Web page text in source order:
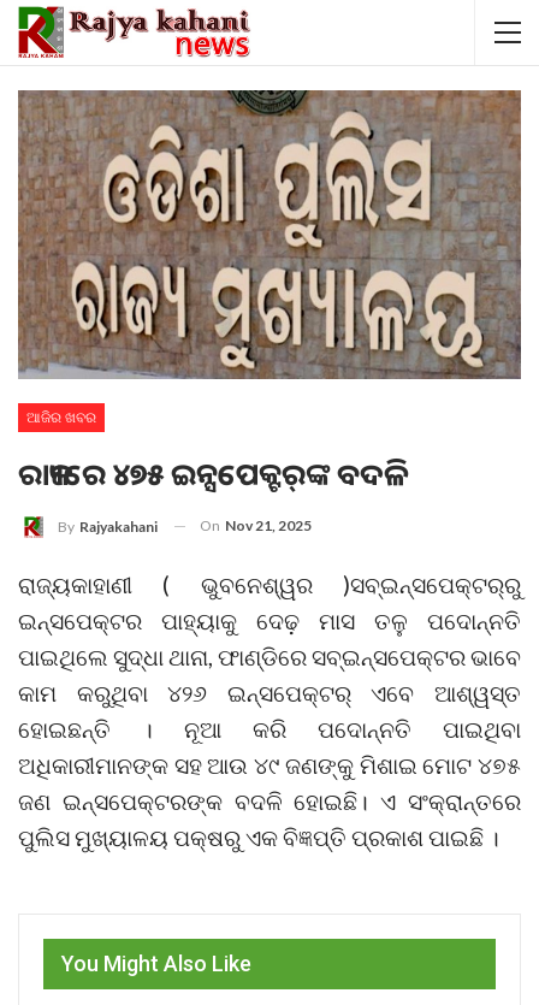
ଆଜିର ଖବର
ରାଜ୍ୟରେ ୪୭୫ ଇନ୍ସପେକ୍ଟର୍‌ଙ୍କ ବଦଳି
By Rajyakahani On Nov 21, 2025
ରାଜ୍ୟକାହାଣୀ ( ଭୁବନେଶ୍ୱର )ସବ୍ଇନ୍ସପେକ୍ଟର୍‌ରୁ
ଇନ୍ସପେକ୍ଟର ପାହ୍ୟାକୁ ଦେଢ଼ ମାସ ତଳୁ ପଦୋନ୍ନତି
ପାଇଥିଲେ ସୁଦ୍ଧା ଥାନା, ଫାଣ୍ଡିରେ ସବ୍ଇନ୍ସପେକ୍ଟର ଭାବେ
କାମ କରୁଥିବା ୪୨୬ ଇନ୍ସପେକ୍ଟର୍ ଏବେ ଆଶ୍ୱସ୍ତ
ହୋଇଛନ୍ତି । ନୂଆ କରି ପଦୋନ୍ନତି ପାଇଥିବା
ଅଧିକାରୀମାନଙ୍କ ସହ ଆଉ ୪୯ ଜଣଙ୍କୁ ମିଶାଇ ମୋଟ ୪୭୫
ଜଣ ଇନ୍ସପେକ୍ଟରଙ୍କ ବଦଳି ହୋଇଛି। ଏ ସଂକ୍ରାନ୍ତରେ
ପୁଲିସ ମୁଖ୍ୟାଳୟ ପକ୍ଷରୁ ଏକ ବିଜ୍ଞପ୍ତି ପ୍ରକାଶ ପାଇଛି ।
You Might Also Like